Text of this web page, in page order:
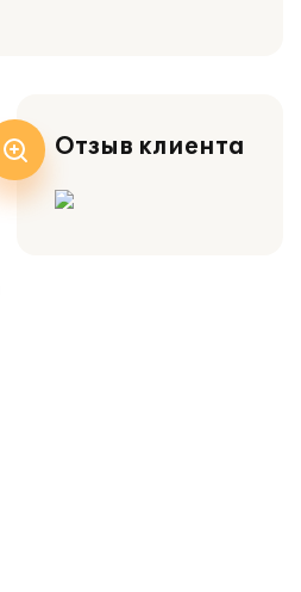
Отзыв клиента